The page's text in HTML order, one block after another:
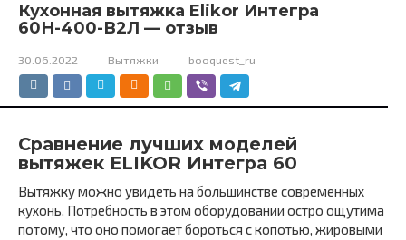
Кухонная вытяжка Elikor Интегра
60Н-400-В2Л — отзыв
30.06.2022 Вытяжки booquest_ru
Сравнение лучших моделей
вытяжек ELIKOR Интегра 60
Вытяжку можно увидеть на большинстве современных
кухонь. Потребность в этом оборудовании остро ощутима
потому, что оно помогает бороться с копотью, жировыми